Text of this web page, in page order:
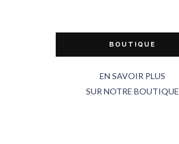
BOUTIQUE
EN SAVOIR PLUS
SUR NOTRE BOUTIQUE